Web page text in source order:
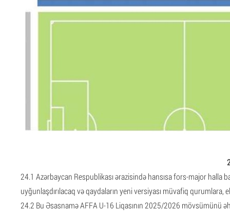
24.1 Azərbaycan Respublikası ərazisində hansısa fors-major
uyğunlaşdırılacaq və qaydaların yeni versiyası müvafiq
24.2 Bu Əsasnamə AFFA U-16 Liqasının 2025/2026 mövsümünü